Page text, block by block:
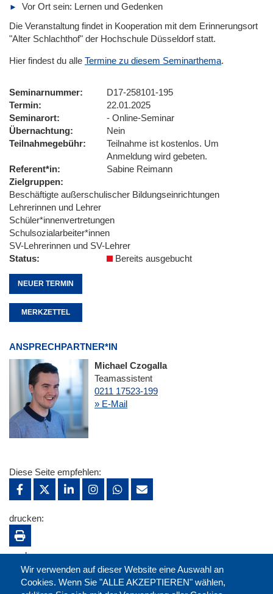
Vor Ort sein: Lernen und Gedenken
Die Veranstaltung findet in Kooperation mit dem Erinnerungsort
"Alter Schlachthof" der Hochschule Düsseldorf statt.
Hier findest du alle Termine zu diesem Seminarthema.
Seminarnummer
D17-258101-195
Termin
22.01.2025
Seminarort
- Online-Seminar
Übernachtung
Nein
Teilnahmegebühr
Teilnahme ist kostenlos. Um
Anmeldung wird gebeten.
Referent*in
Sabine Reimann
Zielgruppen
Beschäftigte außerschulischer Bildungseinrichtungen
Lehrerinnen und Lehrer
Schüler*innenvertretungen
Schulsozialarbeiter*innen
SV-Lehrerinnen und SV-Lehrer
Status
Bereits ausgebucht
NEUER TERMIN
MERKZETTEL
ANSPRECHPARTNER*IN
Michael Czogalla
Teamassistent
0211 17523-199
» E-Mail
Wir verwenden auf dieser Website eine Auswahl an
Cookies. Wenn Sie "ALLE AKZEPTIEREN" wählen,
Diese Seite empfehlen:
drucken:
merken: